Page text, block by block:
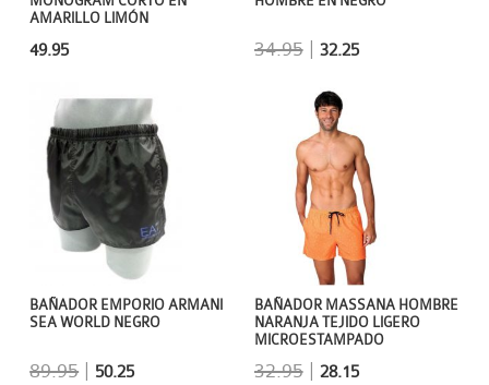
34.95| 32.25
AMARILLO LIMÓN
49.95
BAÑADOR MASSANA HOMBRE
NARANJA TEJIDO LIGERO
MICROESTAMPADO
32.95| 28.15
BAÑADOR EMPORIO ARMANI
SEA WORLD NEGRO
89.95 50.25